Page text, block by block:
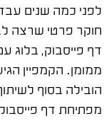
לפני כמה שנים
חוקר פרטי שרצה
מפתיחת דף